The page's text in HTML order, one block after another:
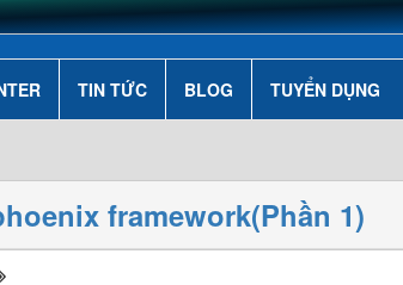
TIN TỨC BLOG TUYỂN DỤNG
framework(Phần 1)